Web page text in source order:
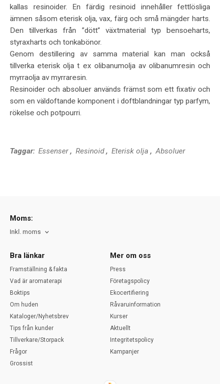
kallas resinoider. En färdig resinoid innehåller fettlösliga
ämnen såsom eterisk olja, vax, färg och små mängder harts.
Den tillverkas från ”dött” växtmaterial typ bensoeharts,
styraxharts och tonkabönor.
Genom destillering av samma material kan man också
tillverka eterisk olja t ex olibanumolja av olibanumresin och
myrraolja av myrraresin.
Resinoider och absoluer används främst som ett fixativ och
som en väldoftande komponent i doftblandningar typ parfym,
rökelse och potpourri.
Taggar: Essenser, Resinoid, Eterisk olja , Absoluer
Moms:
Inkl. moms
Bra länkar
Framställning & fakta
Vad är aromaterapi
Boktips
Om huden
Kataloger/Nyhetsbrev
Tips från kunder
Tillverkare/Storpack
Frågor
Grossist
Mer om oss
Press
Företagspolicy
Ekocertifiering
Råvaruinformation
Kurser
Aktuellt
Integritetspolicy
Kampanjer